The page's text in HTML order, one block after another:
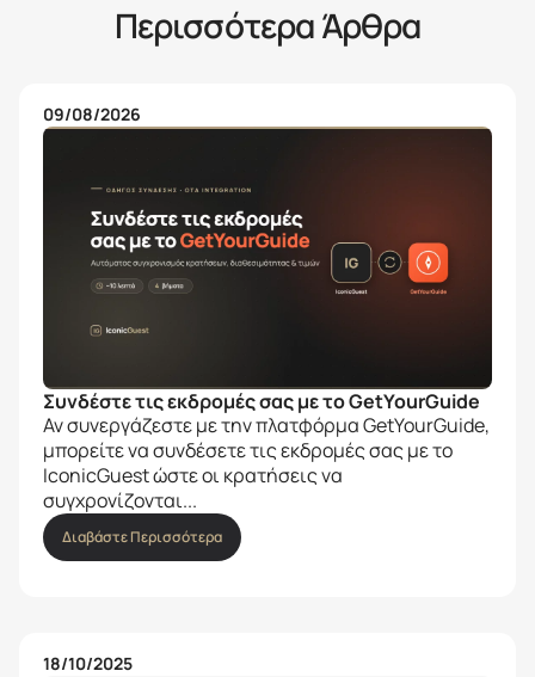
Περισσότερα Άρθρα
09/08/2026
Συνδέστε τις εκδρομές σας με το GetYourGuide
Αν συνεργάζεστε με την πλατφόρμα GetYourGuide,
μπορείτε να συνδέσετε τις εκδρομές σας με το
IconicGuest ώστε οι κρατήσεις να
συγχρονίζονται...
Διαβάστε Περισσότερα
18/10/2025